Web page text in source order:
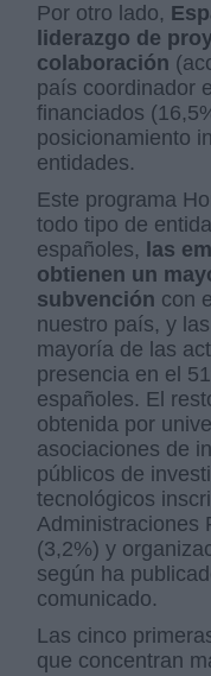
Por otro lado,
liderazgo de
colaboración
país coordinador
financiados
posicionamiento
entidades.
Este programa
todo tipo de
españoles,
las
obtienen un
subvención con
nuestro país, y
mayoría de las
presencia en el
españoles. El
obtenida por
asociaciones de
públicos de
tecnológicos
Administraciones
(3,2%) y
según ha
comunicado.
Las cinco
que concentran